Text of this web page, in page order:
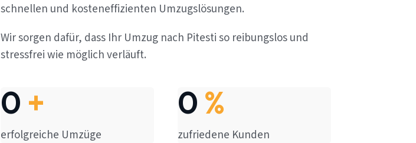
schnellen und kosteneffizienten Umzugslösungen.
Wir sorgen dafür, dass Ihr Umzug nach Pitesti so reibungslos und
stressfrei wie möglich verläuft.
0 +
erfolgreiche Umzüge
0 %
zufriedene Kunden